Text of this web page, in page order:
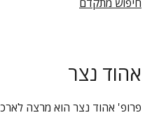
אהוד נצר
פרופ' אהוד נצר הוא מרצה